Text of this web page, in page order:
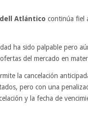
Atlántico continúa fiel
ha sido palpable pero
del mercado en
la cancelación
pero con una
y la fecha de